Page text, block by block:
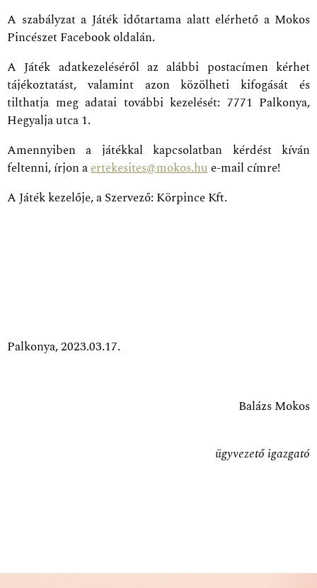
A szabályzat a Játék időtartama alatt elérhető a Mokos
Pincészet Facebook oldalán.
A Játék adatkezeléséről az alábbi postacímen kérhet
tájékoztatást, valamint azon közölheti kifogását és
tilthatja meg adatai további kezelését: 7771 Palkonya,
Hegyalja utca 1.
Amennyiben a játékkal kapcsolatban kérdést kíván
feltenni, írjon aertekesites@mokos.hue-mail címre!
A Játék kezelője, a Szervező: Körpince Kft.
Palkonya, 2023.03.17.
Balázs Mokos
ügyvezető igazgató